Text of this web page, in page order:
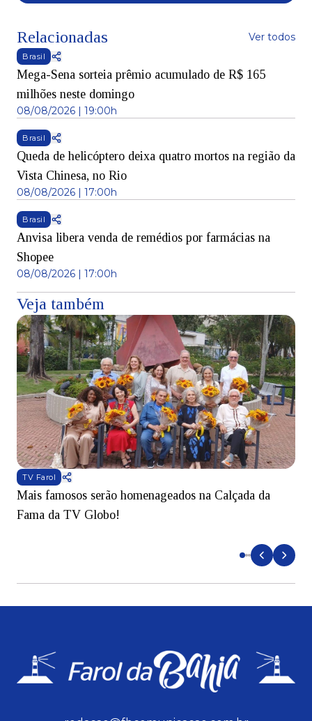
Relacionadas Ver todos
Brasil
Mega-Sena sorteia prêmio acumulado de R$ 165
milhões neste domingo
08/08/2026 | 19:00h
Brasil
Queda de helicóptero deixa quatro mortos na região da
Vista Chinesa, no Rio
08/08/2026 | 17:00h
Brasil
Anvisa libera venda de remédios por farmácias na
Shopee
08/08/2026 | 17:00h
Veja também
TV Farol
Mais famosos serão homenageados na Calçada da
Fama da TV Globo!